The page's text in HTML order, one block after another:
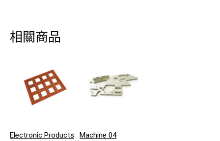
相關商品
Electronic Products
Machine 04